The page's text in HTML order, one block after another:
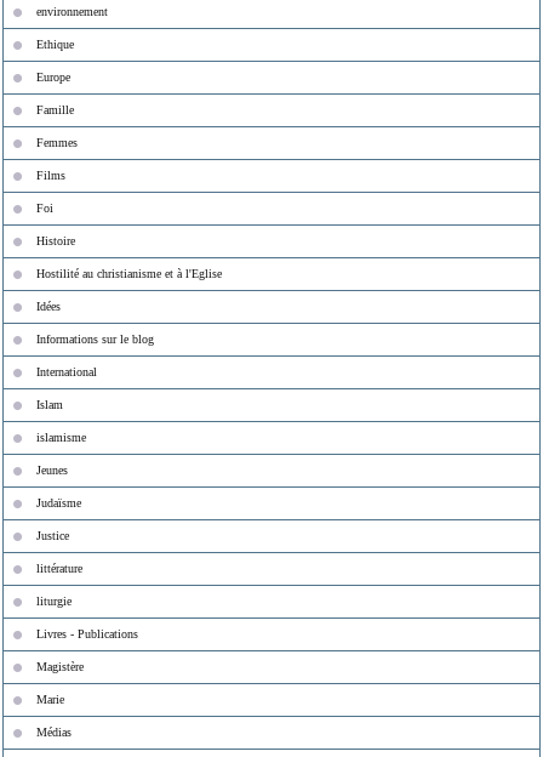
environnement
Ethique
Europe
Famille
Femmes
Films
Foi
Histoire
Hostilité au christianisme et à l'Eglise
Idées
Informations sur le blog
International
Islam
islamisme
Jeunes
Judaïsme
Justice
littérature
liturgie
Livres - Publications
Magistère
Marie
Médias